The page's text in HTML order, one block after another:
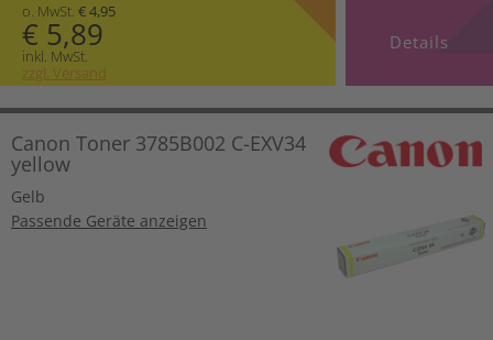
o. MwSt. € 4,95
€ 5,89
inkl. MwSt.
zzgl. Versand
Details
Canon Toner 3785B002 C-EXV34
yellow
Gelb
Passende Geräte anzeigen